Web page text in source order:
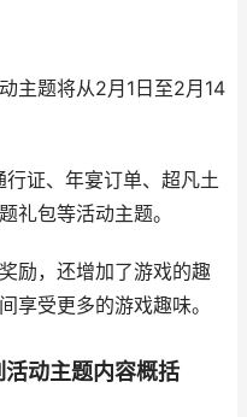
主题将从2月1日至2月14
证、年宴订单、超凡土
包等活动主题。
励，还增加了游戏的趣
享受更多的游戏趣味。
动主题内容概括